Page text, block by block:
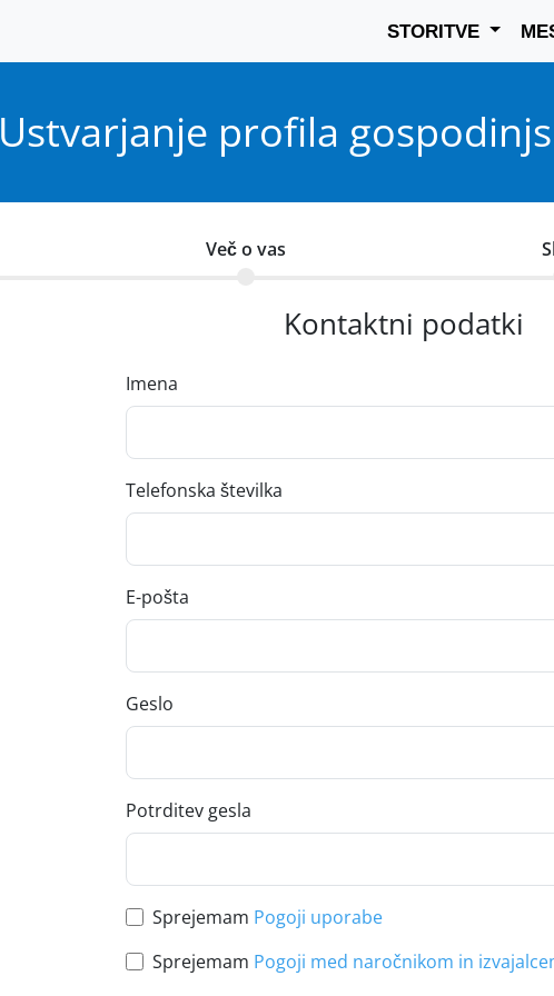
STORITVE
Ustvarjanje profila
Več o vas
Kontaktni podatki
Imena
Telefonska številka
E-pošta
Geslo
Potrditev gesla
Sprejemam Pogoji uporabe
Sprejemam Pogoji med naročnikom in